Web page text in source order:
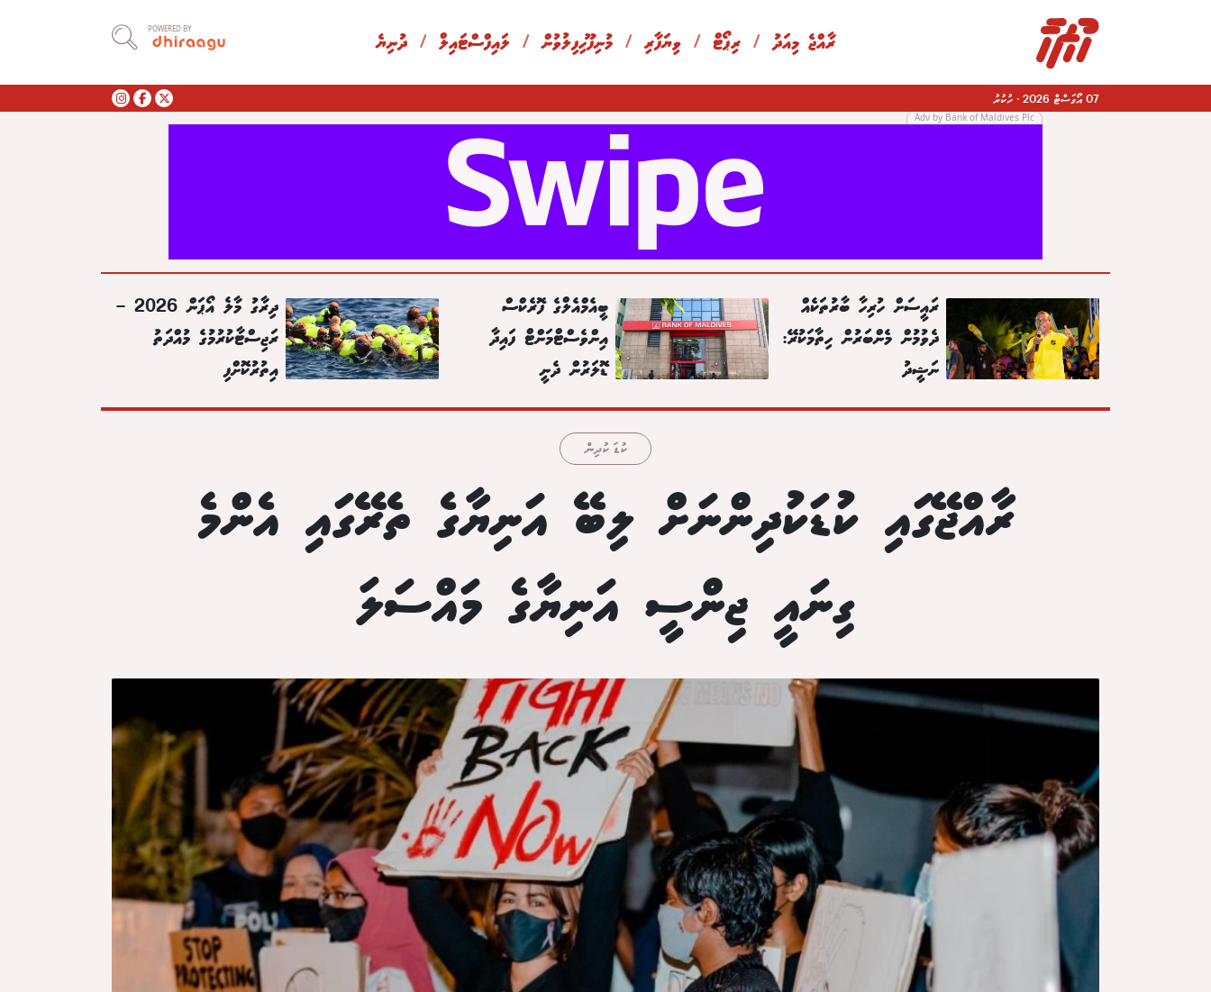
ރާއްޖެ މިއަދު / ރިޕޯޓް / ވިޔަފާރި / މުނިފޫހިފިލުވުން / ލައިފްސްޓައިލް / ދުނިޔެ
POWERED BY
07 އޯގަސްޓް 2026 · ހުކުރު
Adv by Bank of Maldives Plc
|
ރައީސަށް ހުރިހާ ބާރުތަކެއް
ދެވުމުން މެންބަރުން ހިތާމަކުރޭ:
ނަޝީދު
ބީއެމްއެލްގެ ފޮރެކްސް
އިންވެސްޓްމަންޓް ފައިދާ
ޑޮލަރުން ދެނީ
ދިރާގު މާލެ އޯޕަން 2026 –
ރަޖިސްޓާކުރުމުގެ މުއްދަތު
އިތުރުކޮށްފި
ކުޑަ ކުދިން
ރާއްޖޭގައި ކުޑަކުދިންނަށް ލިބޭ އަނިޔާގެ ތެރޭގައި އެންމެ
ގިނައީ ޖިންސީ އަނިޔާގެ މައްސަލަ